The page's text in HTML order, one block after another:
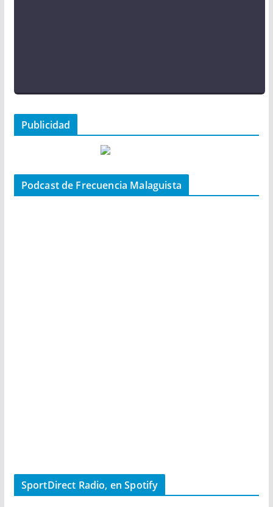
Publicidad
Podcast de Frecuencia Malaguista
SportDirect Radio, en Spotify